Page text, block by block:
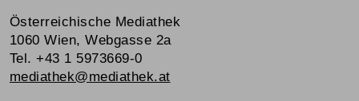
Österreichische Mediathek
1060 Wien, Webgasse 2a
Tel. +43 1 5973669-0
mediathek@mediathek.at